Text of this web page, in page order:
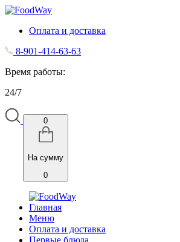
Оплата и доставка
8-901-414-63-63
Время работы:
24/7
0
На сумму
0
Главная
Меню
Оплата и доставка
Первые блюда